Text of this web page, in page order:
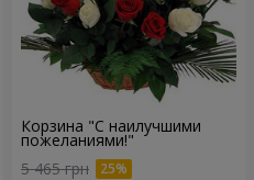
Корзина "С наилучшими
пожеланиями!"
5 465 грн